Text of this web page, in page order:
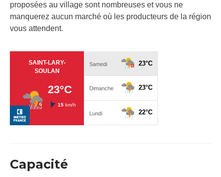
proposées au village sont nombreuses et vous ne
manquerez aucun marché où les producteurs de la région
vous attendent.
Capacité